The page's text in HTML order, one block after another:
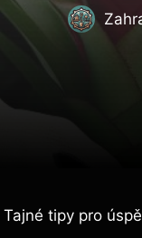
tipy pro